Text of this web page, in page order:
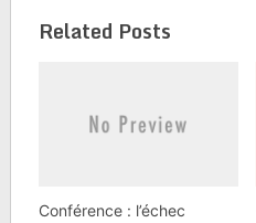
par courrier ou au
téléphone etÂ devront
10h et 14h.
Related Posts
Conférence : l’échec